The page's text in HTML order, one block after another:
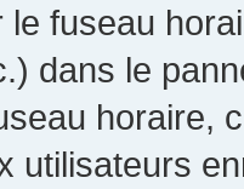
le fuseau
dans le
horaire,
utilisateurs